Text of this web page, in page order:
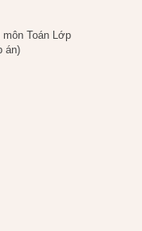
Toán Lớp
án)